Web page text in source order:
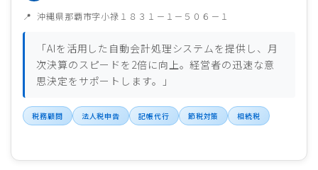
沖縄県那覇市字小禄１８３１－１－５０６－１
「AIを活用した自動会計処理システムを提供し、月
次決算のスピードを2倍に向上。経営者の迅速な意
思決定をサポートします。」
税務顧問 法人税申告 記帳代行 節税対策 相続税